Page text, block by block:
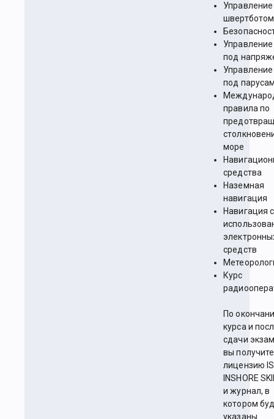
Управление
швертботом
под
под
правила по
море
средства
Наземная
навигация
Навигация с
средств
Курс
По
курса и
сдачи
вы получите
лицензию
INSHORE
и журнал, в
котором
указаны